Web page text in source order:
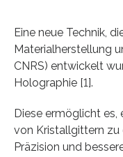
Eine neue Technik,
Materialherstellung
CNRS) entwickelt
Holographie [1].
Diese ermöglicht es,
von Kristallgittern zu
Präzision und